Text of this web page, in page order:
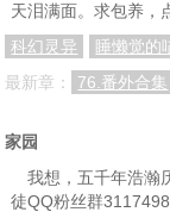
天泪满面。求包养，
科幻灵异
睡懒觉的
最新章：
76.番外合集
家园
我想，五千年浩瀚
徒QQ粉丝群